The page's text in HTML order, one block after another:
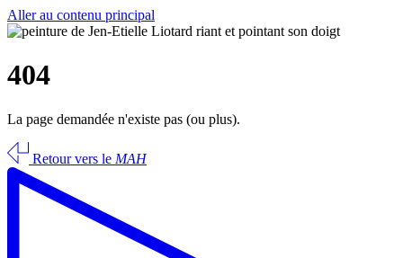
Aller au contenu principal
404
La page demandée n'existe pas (ou plus).
Retour vers le MAH